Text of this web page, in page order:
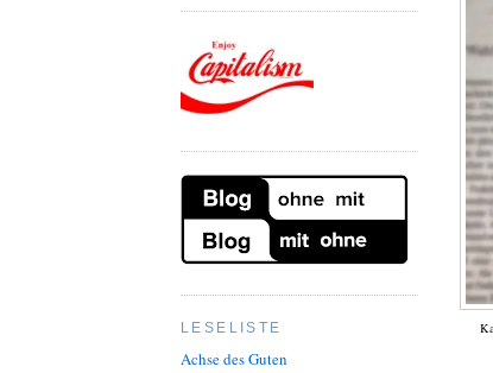
LESELISTE
Achse des Guten